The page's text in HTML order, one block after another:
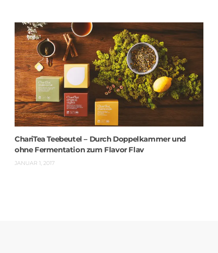
ChariTea Teebeutel – Durch Doppelkammer und
ohne Fermentation zum Flavor Flav
JANUAR 1, 2017